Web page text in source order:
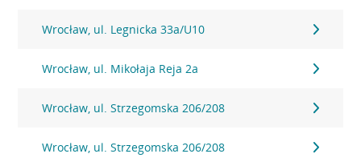
Wrocław, ul. Legnicka 33a/U10
Wrocław, ul. Mikołaja Reja 2a
Wrocław, ul. Strzegomska 206/208
Wrocław, ul. Strzegomska 206/208